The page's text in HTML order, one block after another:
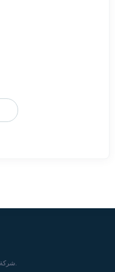
Copyright © 2026 شركة اتش فى اى بى اس لحلول الويب.